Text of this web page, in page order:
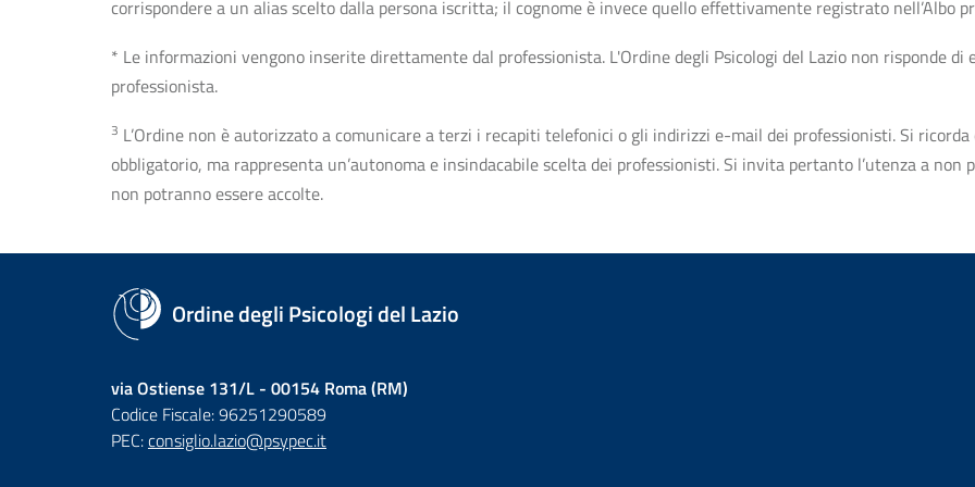
corrispondere a un alias scelto dalla persona iscritta; il cognome è invece quello effettivamente registrato nell’Albo
* Le informazioni vengono inserite direttamente dal professionista. L'Ordine degli Psicologi del Lazio non risponde
professionista.
3 L’Ordine non è autorizzato a comunicare a terzi i recapiti telefonici o gli indirizzi e-mail dei professionisti. Si
obbligatorio, ma rappresenta un’autonoma e insindacabile scelta dei professionisti. Si invita pertanto l’utenza a
non potranno essere accolte.
Ordine degli Psicologi del Lazio
via Ostiense 131/L - 00154 Roma (RM)
Codice Fiscale: 96251290589
PEC:consiglio.lazio@psypec.it